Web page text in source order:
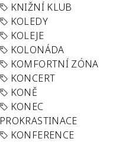
KNIŽNÍ KLUB
KOLEDY
KOLEJE
KOLONÁDA
KOMFORTNÍ ZÓNA
KONCERT
KONĚ
KONEC
PROKRASTINACE
KONFERENCE